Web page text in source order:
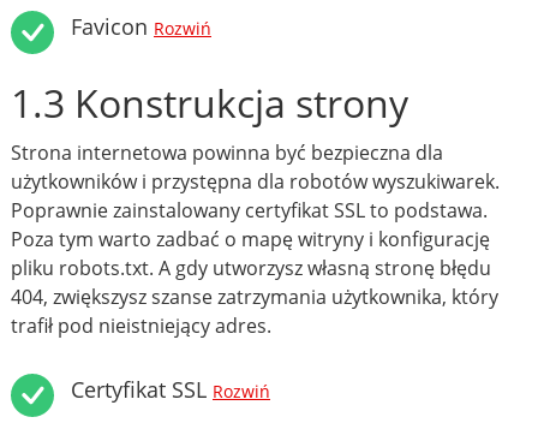
Favicon Rozwiń
1.3 Konstrukcja strony
Strona internetowa powinna być bezpieczna dla
użytkowników i przystępna dla robotów wyszukiwarek.
Poprawnie zainstalowany certyfikat SSL to podstawa.
Poza tym warto zadbać o mapę witryny i konfigurację
pliku robots.txt. A gdy utworzysz własną stronę błędu
404, zwiększysz szanse zatrzymania użytkownika, który
trafił pod nieistniejący adres.
Certyfikat SSL Rozwiń